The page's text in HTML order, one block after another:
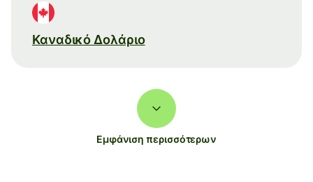
Καναδικό Δολάριο
Εμφάνιση περισσότερων